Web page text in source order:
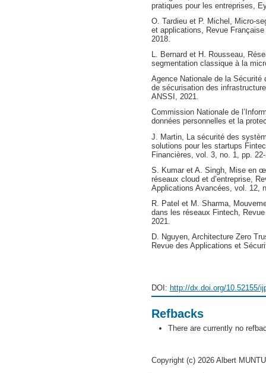
pratiques pour les entreprises,
O. Tardieu et P. Michel, Micro-
et applications, Revue
2018.
L. Bernard et H. Rousseau,
segmentation classique à la
Agence Nationale de la Sécurité
de sécurisation des
ANSSI, 2021.
Commission Nationale de
données personnelles et la
J. Martin, La sécurité des
solutions pour les startups
Financières, vol. 3, no. 1, pp.
S. Kumar et A. Singh, Mise en
réseaux cloud et d’entreprise,
Applications Avancées, vol. 12,
R. Patel et M. Sharma,
dans les réseaux Fintech,
2021.
D. Nguyen, Architecture Zero
Revue des Applications et
DOI: http://dx.doi.org/10.52155/
Refbacks
There are currently no
Copyright (c) 2026 Albert